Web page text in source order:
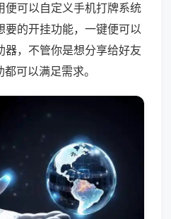
便可以自定义手机打牌系统
要的开挂功能，一键便可以
器，不管你是想分享给好友
可以满足需求。